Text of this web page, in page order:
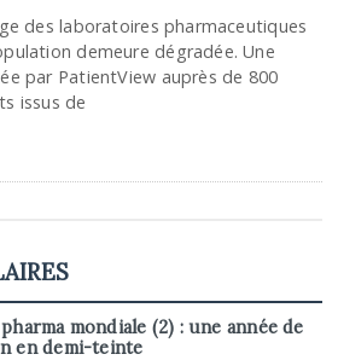
des laboratoires pharmaceutiques
demeure dégradée. Une
par PatientView auprès de 800
issus de
mondiale (2) : une année de
en demi-teinte